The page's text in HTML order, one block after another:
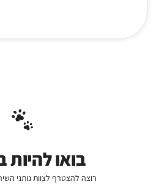
בואו
רוצה להצטרף לצוות נותני